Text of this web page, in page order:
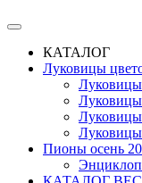
КАТАЛОГ
Луковицы
Луковицы
Луковицы
Пионы осень